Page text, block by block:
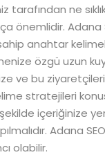
ne
önemlidir. Adana
anahtar
özgü uzun
ve bu
stratejileri
içeriğinize
Adana
olabilir.